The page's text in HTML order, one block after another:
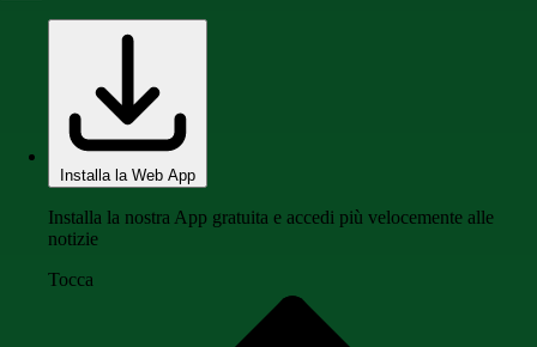
Installa la Web App
Installa la nostra App gratuita e accedi più velocemente alle
notizie
Tocca